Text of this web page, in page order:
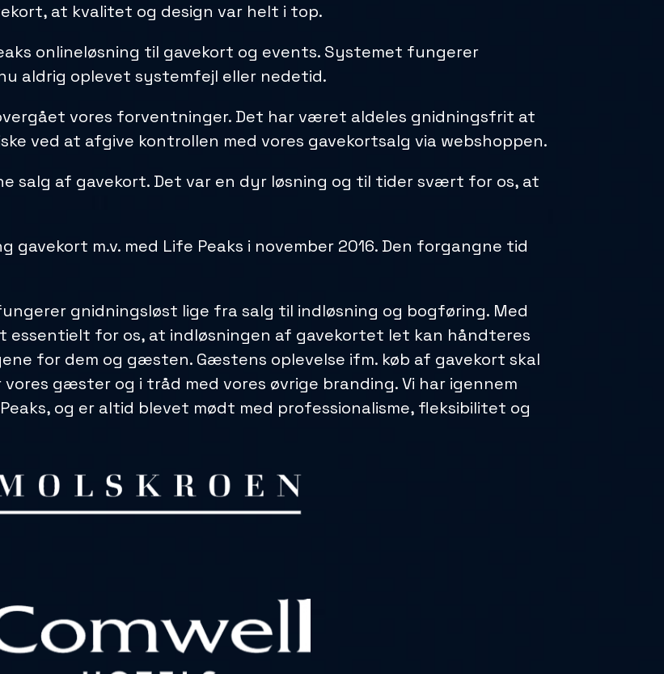
at kvalitet og design var helt i top.
onlineløsning til gavekort og events. Systemet fungerer
aldrig oplevet systemfejl eller nedetid.
vores forventninger. Det har været aldeles gnidningsfrit at
ved at afgive kontrollen med vores gavekortsalg via webshoppen.
salg af gavekort. Det var en dyr løsning og til tider svært for os, at
gavekort m.v. med Life Peaks i november 2016. Den forgangne tid
gnidningsløst lige fra salg til indløsning og bogføring. Med
for os, at indløsningen af gavekortet let kan håndteres
for dem og gæsten. Gæstens oplevelse ifm. køb af gavekort skal
gæster og i tråd med vores øvrige branding. Vi har igennem
og er altid blevet mødt med professionalisme, fleksibilitet og